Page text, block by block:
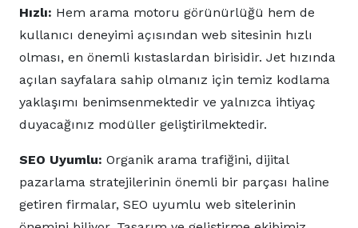
Hızlı: Hem arama motoru görünürlüğü hem de
kullanıcı deneyimi açısından web sitesinin hızlı
olması, en önemli kıstaslardan birisidir. Jet hızında
açılan sayfalara sahip olmanız için temiz kodlama
yaklaşımı benimsenmektedir ve yalnızca ihtiyaç
duyacağınız modüller geliştirilmektedir.
SEO Uyumlu: Organik arama trafiğini, dijital
pazarlama stratejilerinin önemli bir parçası haline
getiren firmalar, SEO uyumlu web sitelerinin